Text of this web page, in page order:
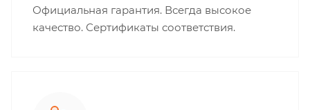
Официальная гарантия. Всегда высокое
качество. Сертификаты соответствия.